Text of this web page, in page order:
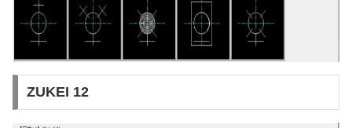
ZUKEI 12